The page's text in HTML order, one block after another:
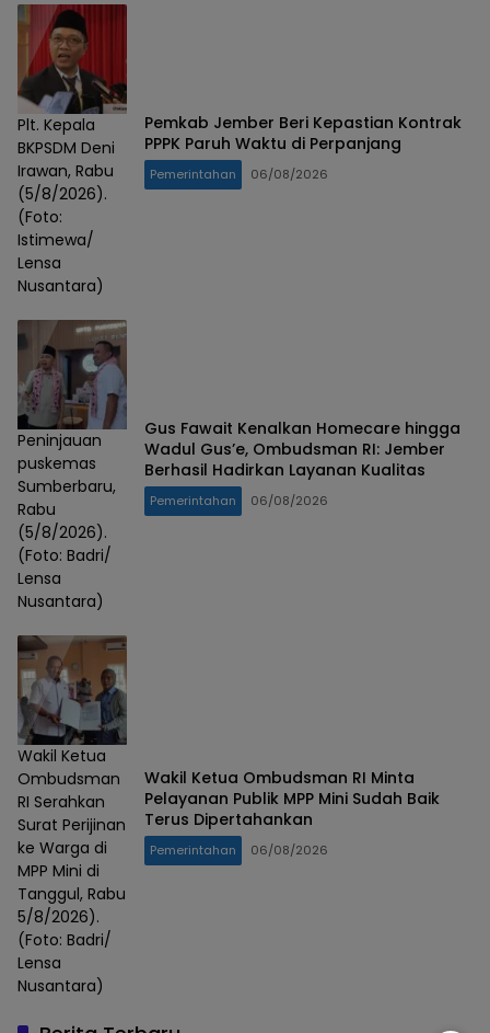
Plt. Kepala
BKPSDM Deni
Irawan, Rabu
(5/8/2026).
(Foto:
Istimewa/
Lensa
Nusantara)
Pemkab Jember Beri Kepastian Kontrak
PPPK Paruh Waktu di Perpanjang
Pemerintahan 06/08/2026
Peninjauan
puskemas
Sumberbaru,
Rabu
(5/8/2026).
(Foto: Badri/
Lensa
Nusantara)
Gus Fawait Kenalkan Homecare hingga
Wadul Gus’e, Ombudsman RI: Jember
Berhasil Hadirkan Layanan Kualitas
Pemerintahan 06/08/2026
Wakil Ketua
Ombudsman
RI Serahkan
Surat Perijinan
ke Warga di
MPP Mini di
Tanggul, Rabu
5/8/2026).
(Foto: Badri/
Lensa
Nusantara)
Wakil Ketua Ombudsman RI Minta
Pelayanan Publik MPP Mini Sudah Baik
Terus Dipertahankan
Pemerintahan 06/08/2026